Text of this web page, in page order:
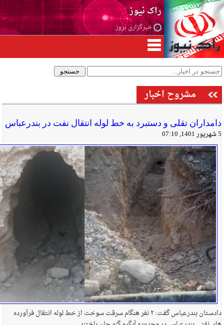
راک نیوز
خبرگزاری بروز
مشروح اخبار
دامداران تقلی و دستبرد به خط لوله انتقال نفت در بندرعباس
5 شهریور 1401, 07:10
دادستان بندرعباس گفت: ۲ نفر هنگام سرقت سوخت از خط لوله انتقال فرآورده